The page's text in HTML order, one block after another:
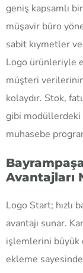
geniş kapsamlı
müşavir büro
sabit kıymetler
Logo ürünleriyle
müşteri
kolaydır. Stok,
gibi
muhasebe
Avantajları
Logo Start; hızlı
avantajı sunar.
işlemlerini büyük
ekleme